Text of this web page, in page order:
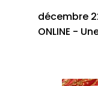
décembre
ONLINE -